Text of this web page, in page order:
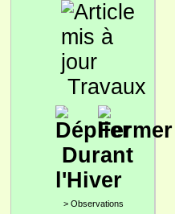
Travaux
Durant
l'Hiver
> Observations